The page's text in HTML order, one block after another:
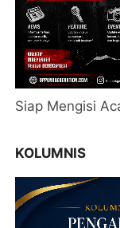
Siap Mengisi
KOLUMNIS